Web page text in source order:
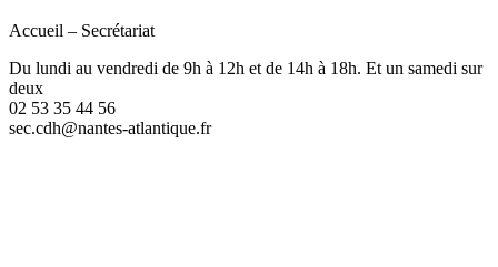
Accueil – Secrétariat
Du lundi au vendredi de 9h à 12h et de 14h à 18h. Et un samedi sur
deux
02 53 35 44 56
sec.cdh@nantes-atlantique.fr